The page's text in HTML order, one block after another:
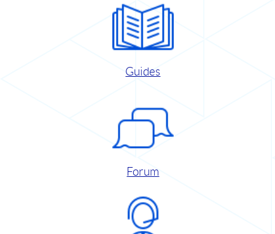
Guides
Forum